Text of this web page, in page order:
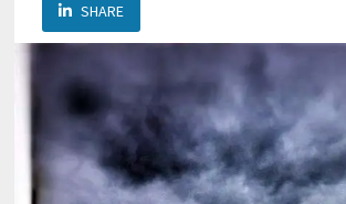
SHARE